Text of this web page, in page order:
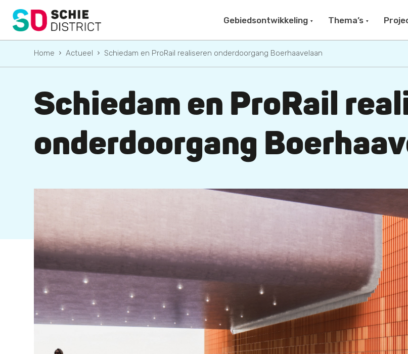
Gebiedsontwikkeling Thema’s
Home Actueel Schiedam en ProRail realiseren onderdoorgang Boerhaavelaan
Schiedam en ProRail
onderdoorgang